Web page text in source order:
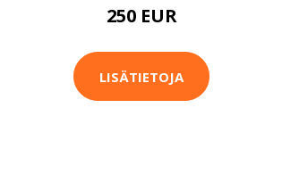
250 EUR
LISÄTIETOJA